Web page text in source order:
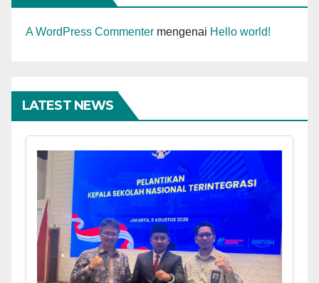
A WordPress Commenter mengenai Hello world!
LATEST NEWS